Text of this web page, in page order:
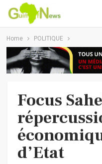
Home POLITIQUE
Focus
d’Etat